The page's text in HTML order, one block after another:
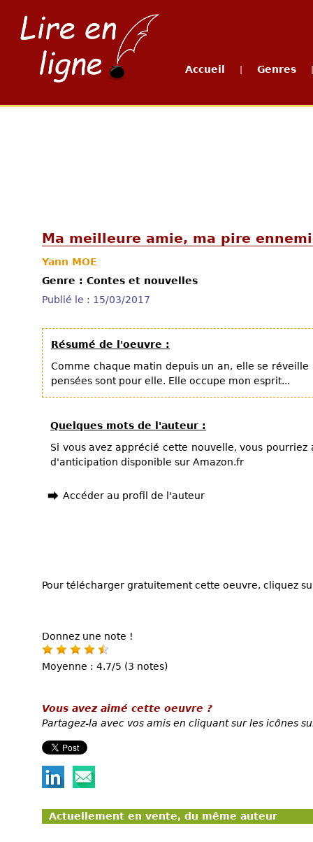
Accueil Genres
Ma meilleure amie, ma pire
Yann MOE
Genre : Contes et nouvelles
Publié le : 15/03/2017
Résumé de l'oeuvre :
Comme chaque matin depuis un an, elle se réveille
pensées sont pour elle. Elle occupe mon esprit...
Quelques mots de l'auteur :
Si vous avez apprécié cette nouvelle, vous
d'anticipation disponible sur Amazon.fr
Accéder au profil de l'auteur
Pour télécharger gratuitement cette oeuvre, cliquez
Donnez une note !
Moyenne : 4.7/5 (3 notes)
Vous avez aimé cette oeuvre ?
Partagez-la avec vos amis en cliquant sur les icônes
Actuellement en vente, du même auteur